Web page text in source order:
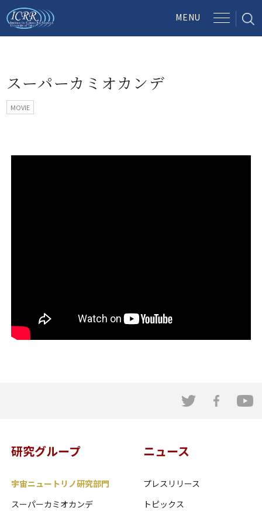
スーパーカミオカンデ
MOVIE
研究グループ
宇宙ニュートリノ研究部門
スーパーカミオカンデ
ニュース
プレスリリース
トピックス